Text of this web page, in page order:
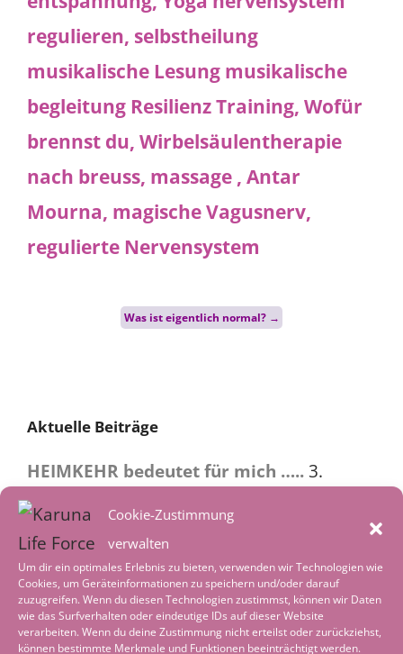
Cookie-Zustimmung
verwalten
Um dir ein optimales Erlebnis zu bieten, verwenden wir Technologien wie
Cookies, um Geräteinformationen zu speichern und/oder darauf
zuzugreifen. Wenn du diesen Technologien zustimmst, können wir Daten
wie das Surfverhalten oder eindeutige IDs auf dieser Website
verarbeiten. Wenn du deine Zustimmung nicht erteilst oder zurückziehst,
können bestimmte Merkmale und Funktionen beeinträchtigt werden.
navigation
Was ist eigentlich normal? →
Aktuelle Beiträge
HEIMKEHR bedeutet für mich …..3.
August 2026
Heimkehr – in ein reguliertes
Nervensystem 2. August 2026
Worte der Achtsamkeit im August1.
August 2026